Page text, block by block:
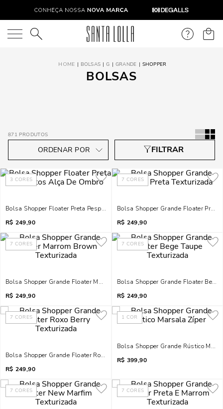
O que você está procurando?
BOLSAS G GRANDE SHOPPER
BOLSAS
871 PRODUTOS
3 CORES
Bolsa Shopper Floater Preta Pespontos Alça De Ombro
R$ 249,90
7 CORES
Bolsa Shopper Grande Floater Preta
R$ 249,90
7 CORES
Bolsa Shopper Grande Floater Marrom Brown Texturizada
R$ 249,90
7 CORES
Bolsa Shopper Grande Floater Bege
R$ 249,90
7 CORES
Bolsa Shopper Grande Floater Roxo Berry Texturizada
R$ 249,90
1 COR
Bolsa Shopper Grande Rústico
R$ 399,90
7 CORES 7 CORES